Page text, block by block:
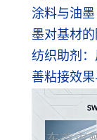
涂料与油
墨对基材
纺织助剂
善粘接效